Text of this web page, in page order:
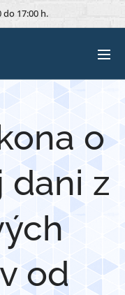
do 17:00 h.
o
dani z
od